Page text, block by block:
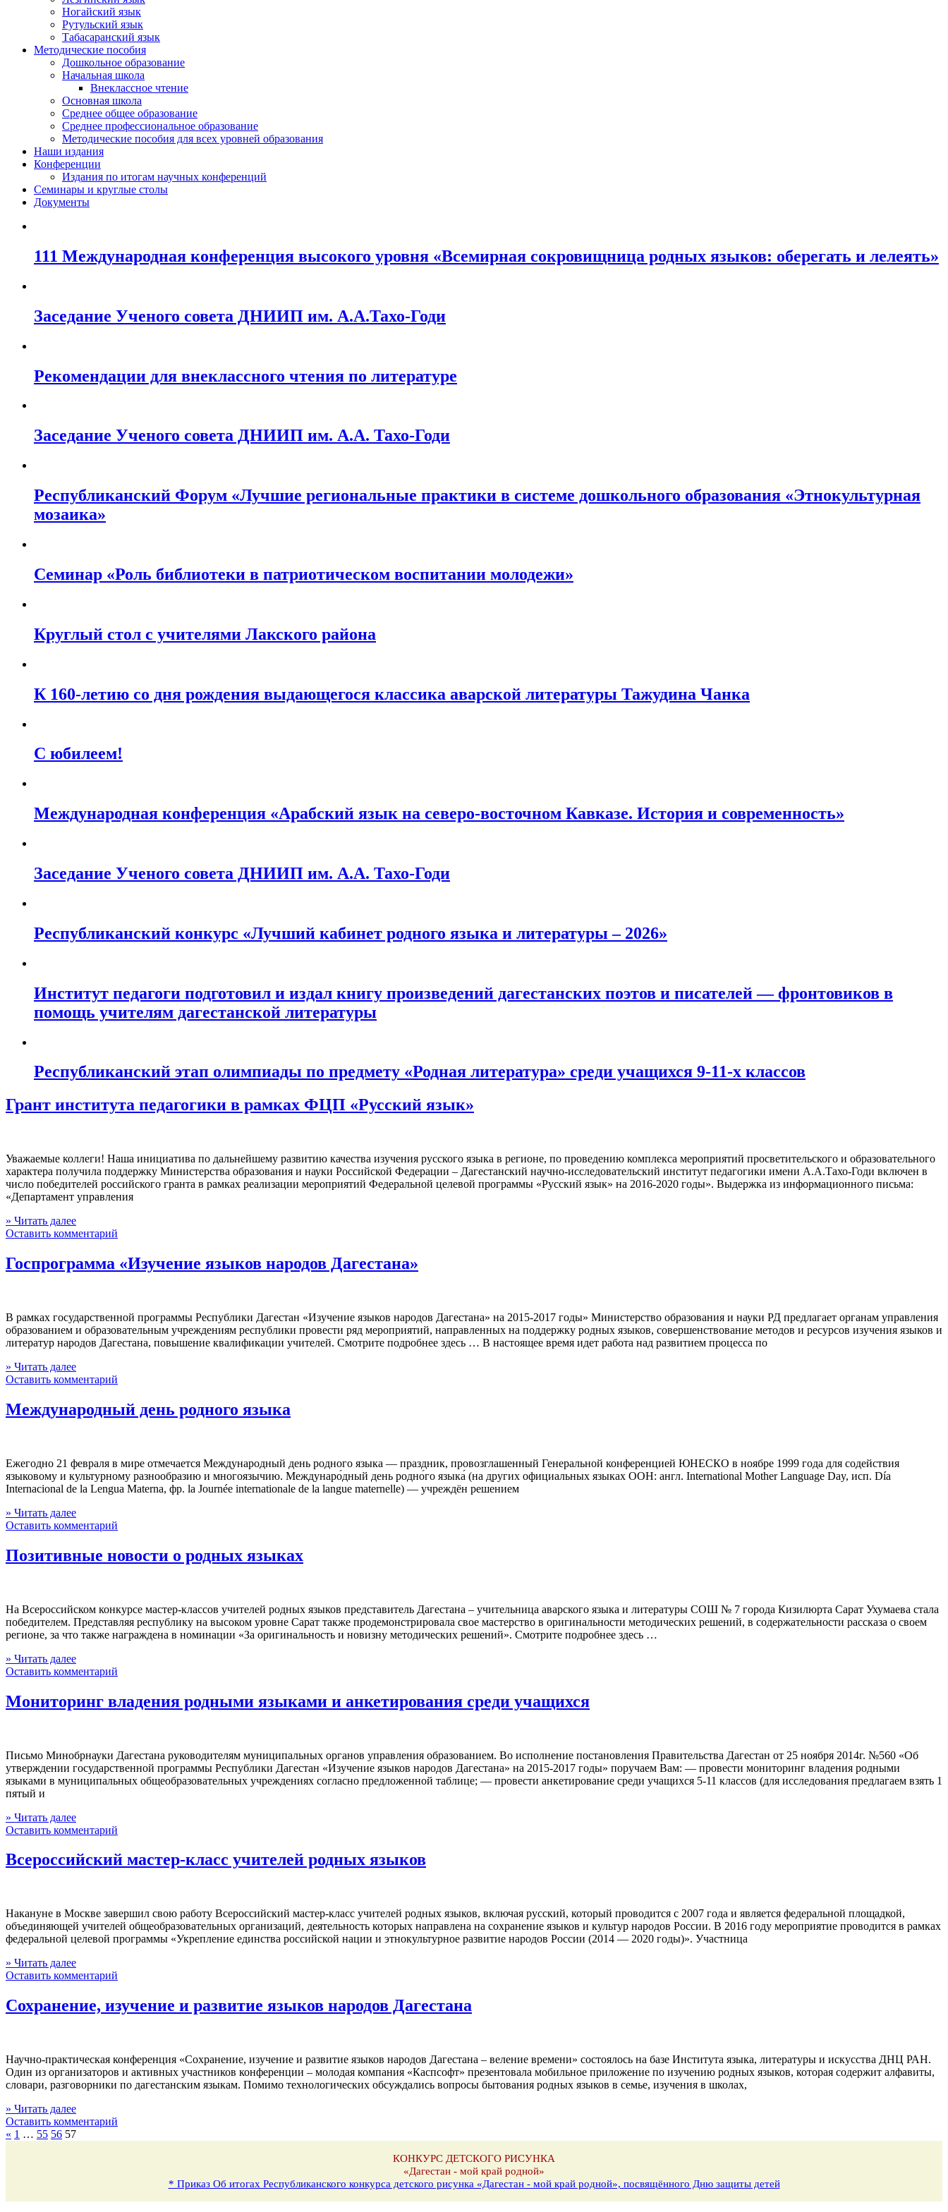
Ногайский язык
Рутульский язык
Табасаранский язык
Методические пособия
Дошкольное образование
Начальная школа
Внеклассное чтение
Основная школа
Среднее общее образование
Среднее профессиональное образование
Методические пособия для всех уровней образования
Наши издания
Конференции
Издания по итогам научных конференций
Семинары и круглые столы
Документы
111 Международная конференция высокого уровня «Всемирная сокровищница родных языков: оберегать и лелеять»
Заседание Ученого совета ДНИИП им. А.А.Тахо-Годи
Рекомендации для внеклассного чтения по литературе
Заседание Ученого совета ДНИИП им. А.А. Тахо-Годи
Республиканский Форум «Лучшие региональные практики в системе дошкольного образования «Этнокультурная
мозаика»
Семинар «Роль библиотеки в патриотическом воспитании молодежи»
Круглый стол с учителями Лакского района
К 160-летию со дня рождения выдающегося классика аварской литературы Тажудина Чанка
С юбилеем!
Международная конференция «Арабский язык на северо-восточном Кавказе. История и современность»
Заседание Ученого совета ДНИИП им. А.А. Тахо-Годи
Республиканский конкурс «Лучший кабинет родного языка и литературы – 2026»
Институт педагоги подготовил и издал книгу произведений дагестанских поэтов и писателей — фронтовиков в
помощь учителям дагестанской литературы
Республиканский этап олимпиады по предмету «Родная литература» среди учащихся 9-11-х классов
Грант института педагогики в рамках ФЦП «Русский язык»
Уважаемые коллеги! Наша инициатива по дальнейшему развитию качества изучения русского языка в регионе, по проведению комплекса мероприятий просветительского и образовательного
характера получила поддержку Министерства образования и науки Российской Федерации – Дагестанский научно-исследовательский институт педагогики имени А.А.Тахо-Годи включен в
число победителей российского гранта в рамках реализации мероприятий Федеральной целевой программы «Русский язык» на 2016-2020 годы». Выдержка из информационного письма:
«Департамент управления
» Читать далее
Оставить комментарий
Госпрограмма «Изучение языков народов Дагестана»
В рамках государственной программы Республики Дагестан «Изучение языков народов Дагестана» на 2015-2017 годы» Министерство образования и науки РД предлагает органам управления
образованием и образовательным учреждениям республики провести ряд мероприятий, направленных на поддержку родных языков, совершенствование методов и ресурсов изучения языков и
литератур народов Дагестана, повышение квалификации учителей. Смотрите подробнее здесь … В настоящее время идет работа над развитием процесса по
» Читать далее
Оставить комментарий
Международный день родного языка
Ежегодно 21 февраля в мире отмечается Международный день родного языка — праздник, провозглашенный Генеральной конференцией ЮНЕСКО в ноябре 1999 года для содействия
языковому и культурному разнообразию и многоязычию. Междунаро́дный день родно́го языка́ (на других официальных языках ООН: англ. International Mother Language Day, исп. Día
Internacional de la Lengua Materna, фр. la Journée internationale de la langue maternelle) — учреждён решением
» Читать далее
Оставить комментарий
Позитивные новости о родных языках
На Всероссийском конкурсе мастер-классов учителей родных языков представитель Дагестана – учительница аварского языка и литературы СОШ № 7 города Кизилюрта Сарат Ухумаева стала
победителем. Представляя республику на высоком уровне Сарат также продемонстрировала свое мастерство в оригинальности методических решений, в содержательности рассказа о своем
регионе, за что также награждена в номинации «За оригинальность и новизну методических решений». Смотрите подробнее здесь …
» Читать далее
Оставить комментарий
Мониторинг владения родными языками и анкетирования среди учащихся
Письмо Минобрнауки Дагестана руководителям муниципальных органов управления образованием. Во исполнение постановления Правительства Дагестан от 25 ноября 2014г. №560 «Об
утверждении государственной программы Республики Дагестан «Изучение языков народов Дагестана» на 2015-2017 годы» поручаем Вам: — провести мониторинг владения родными
языками в муниципальных общеобразовательных учреждениях согласно предложенной таблице; — провести анкетирование среди учащихся 5-11 классов (для исследования предлагаем взять 1
пятый и
» Читать далее
Оставить комментарий
Всероссийский мастер-класс учителей родных языков
Накануне в Москве завершил свою работу Всероссийский мастер-класс учителей родных языков, включая русский, который проводится с 2007 года и является федеральной площадкой,
объединяющей учителей общеобразовательных организаций, деятельность которых направлена на сохранение языков и культур народов России. В 2016 году мероприятие проводится в рамках
федеральной целевой программы «Укрепление единства российской нации и этнокультурное развитие народов России (2014 — 2020 годы)». Участница
» Читать далее
Оставить комментарий
Сохранение, изучение и развитие языков народов Дагестана
Научно-практическая конференция «Сохранение, изучение и развитие языков народов Дагестана – веление времени» состоялось на базе Института языка, литературы и искусства ДНЦ РАН.
Один из организаторов и активных участников конференции – молодая компания «Каспсофт» презентовала мобильное приложение по изучению родных языков, которая содержит алфавиты,
словари, разговорники по дагестанским языкам. Помимо технологических обсуждались вопросы бытования родных языков в семье, изучения в школах,
» Читать далее
Оставить комментарий
« 1 … 55 56 57
КОНКУРС ДЕТСКОГО РИСУНКА
«Дагестан - мой край родной»
* Приказ Об итогах Республиканского конкурса детского рисунка «Дагестан - мой край родной», посвящённого Дню защиты детей